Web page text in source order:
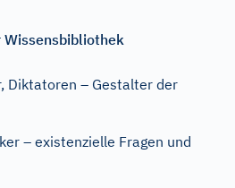
Diktatoren – Gestalter der
– existenzielle Fragen und